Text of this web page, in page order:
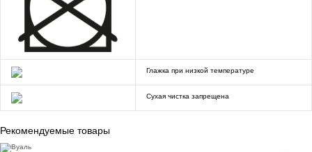
Глажка при низкой температуре
Сухая чистка запрещена
Рекомендуемые товары